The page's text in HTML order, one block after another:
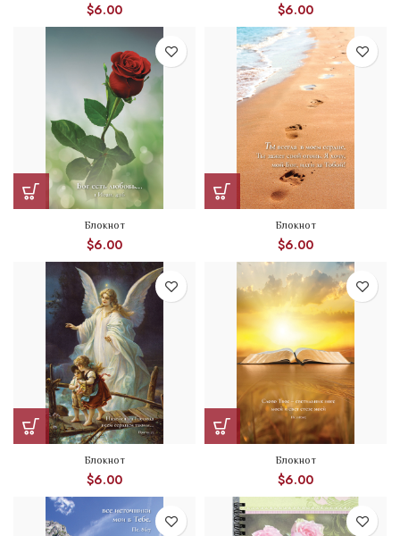
$6.00 $6.00
Блокнот
$6.00
Блокнот
$6.00
Блокнот
$6.00
Блокнот
$6.00